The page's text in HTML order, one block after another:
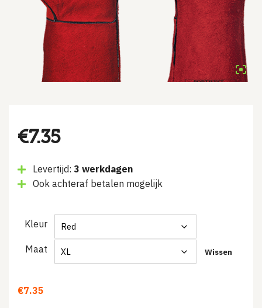
€7.35
Levertijd: 3 werkdagen
Ook achteraf betalen mogelijk
Kleur
Maat Wissen
€7.35